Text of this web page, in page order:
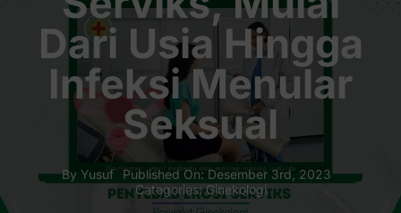
LAYANAN KAMI
Tanya Apollo
Dari Usia Hingga
Infeksi Menular
Seksual
By Yusuf
Published On: Desember 3rd, 2023
Categories:Ginekologi